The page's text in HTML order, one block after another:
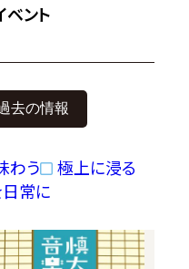
ベント
去の情報
わう
極上に浸る
常に